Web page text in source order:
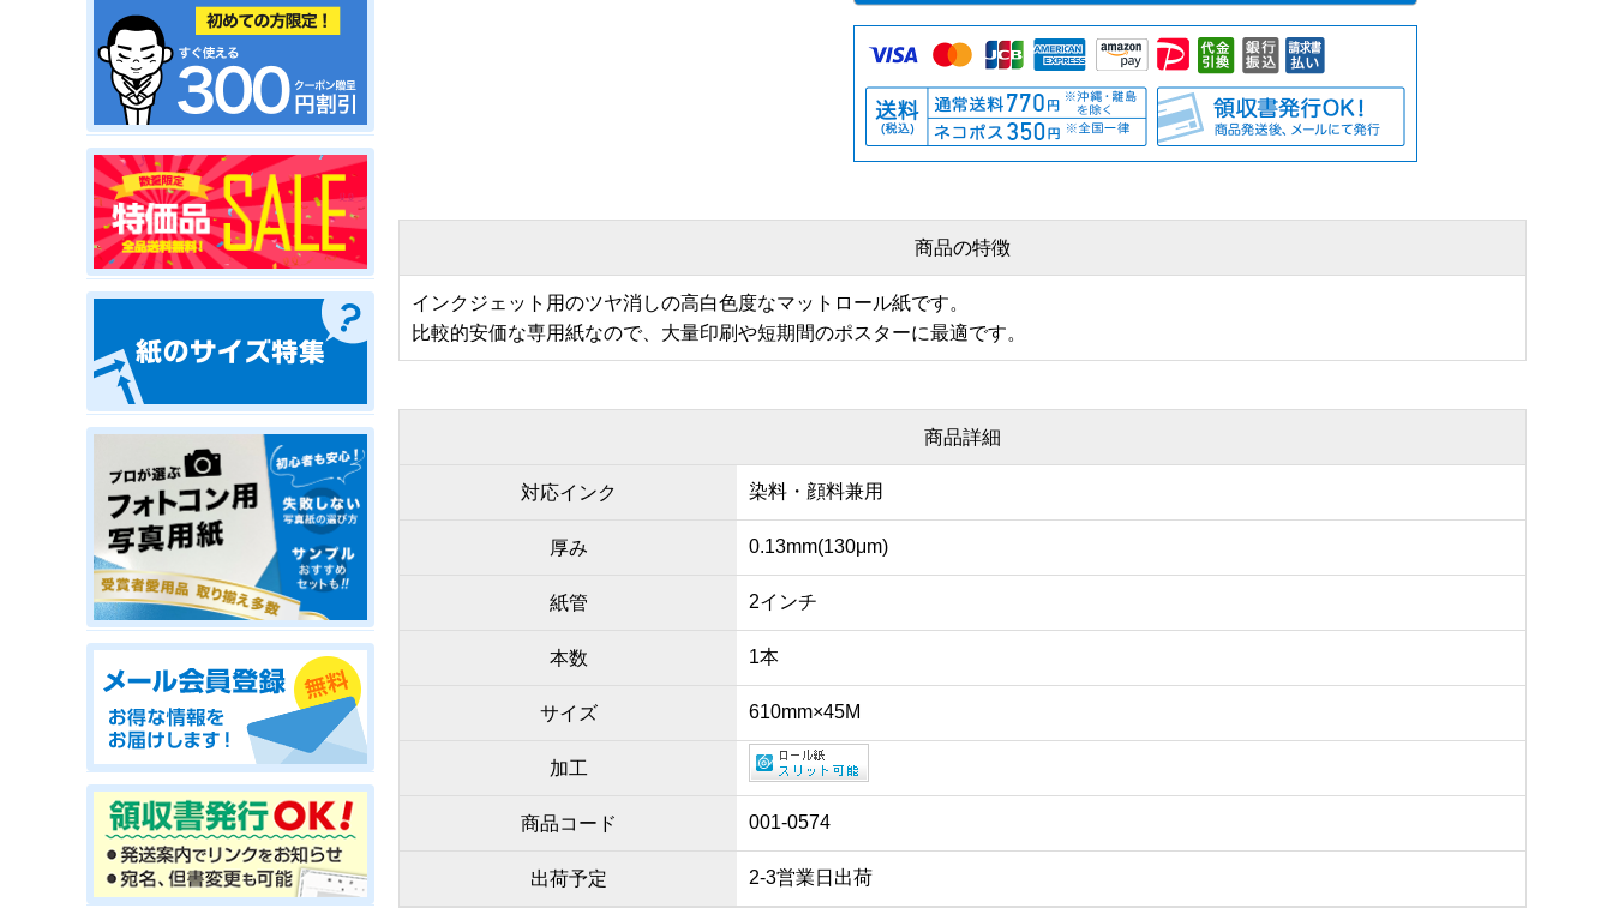
商品の特徴
インクジェット用のツヤ消しの高白色度なマットロール紙です。
比較的安価な専用紙なので、大量印刷や短期間のポスターに最適です。
商品詳細
対応インク 染料・顔料兼用
厚み 0.13mm(130μm)
紙管 2インチ
本数 1本
サイズ 610mm×45M
加工
商品コード 001-0574
出荷予定 2-3営業日出荷